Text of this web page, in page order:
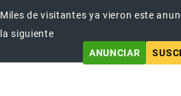
Miles de visitantes ya vieron este
la siguiente
ANUNCIAR